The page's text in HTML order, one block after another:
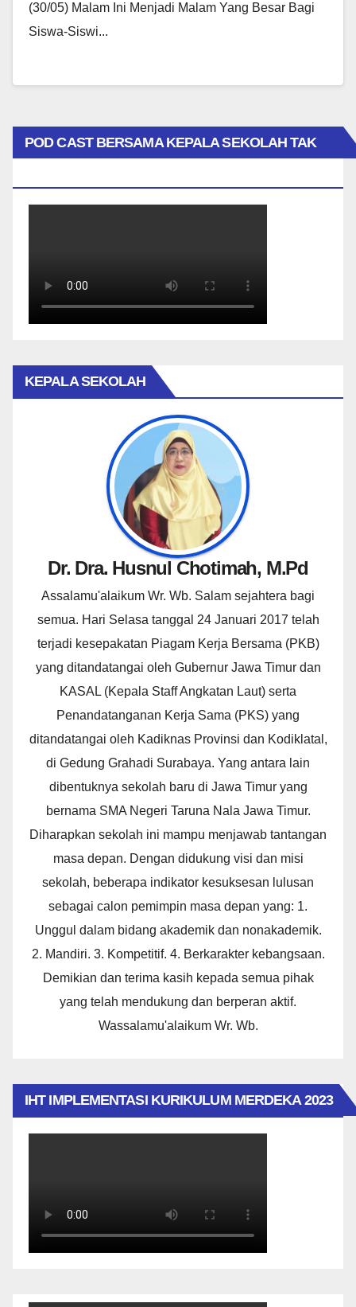
(30/05) Malam Ini Menjadi Malam Yang Besar Bagi
Siswa-Siswi...
POD CAST BERSAMA KEPALA SEKOLAH TAK
KEPALA SEKOLAH
Dr. Dra. Husnul Chotimah, M.Pd
Assalamu'alaikum Wr. Wb. Salam sejahtera bagi
semua. Hari Selasa tanggal 24 Januari 2017 telah
terjadi kesepakatan Piagam Kerja Bersama (PKB)
yang ditandatangai oleh Gubernur Jawa Timur dan
KASAL (Kepala Staff Angkatan Laut) serta
Penandatanganan Kerja Sama (PKS) yang
ditandatangai oleh Kadiknas Provinsi dan Kodiklatal,
di Gedung Grahadi Surabaya. Yang antara lain
dibentuknya sekolah baru di Jawa Timur yang
bernama SMA Negeri Taruna Nala Jawa Timur.
Diharapkan sekolah ini mampu menjawab tantangan
masa depan. Dengan didukung visi dan misi
sekolah, beberapa indikator kesuksesan lulusan
sebagai calon pemimpin masa depan yang: 1.
Unggul dalam bidang akademik dan nonakademik.
2. Mandiri. 3. Kompetitif. 4. Berkarakter kebangsaan.
Demikian dan terima kasih kepada semua pihak
yang telah mendukung dan berperan aktif.
Wassalamu'alaikum Wr. Wb.
IHT IMPLEMENTASI KURIKULUM MERDEKA 2023